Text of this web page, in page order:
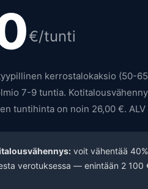
€/tunti
kerrostalokaksio (50-
7-9 tuntia.
tuntihinta on noin 26,00 €. ALV
voit vähentää
verotuksessa — enintään 2 100